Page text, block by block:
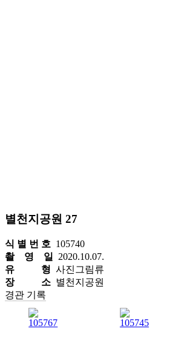
별천지공원 27
식 별 번 호 105740
촬 영 일
2020.10.07.
유 형 사진그림류
장 소 별천지공원
경관 기록